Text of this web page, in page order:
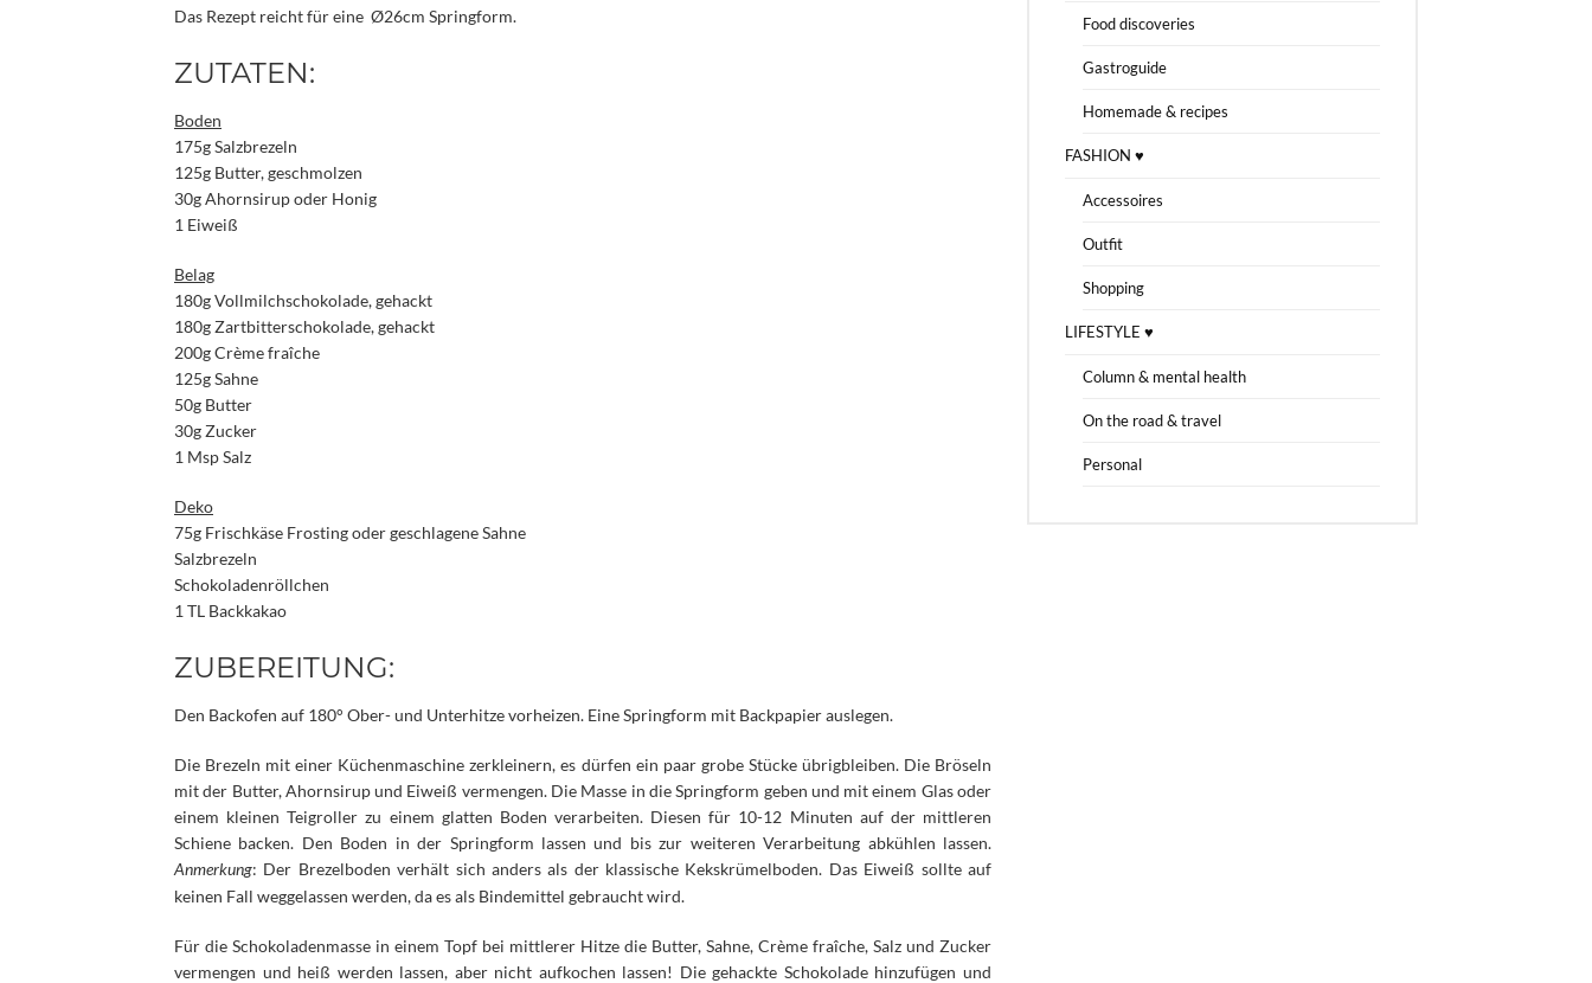
Das Rezept reicht für eine Ø26cm Springform.
ZUTATEN:
Boden
175g Salzbrezeln
125g Butter, geschmolzen
30g Ahornsirup oder Honig
1 Eiweiß
Belag
180g Vollmilchschokolade, gehackt
180g Zartbitterschokolade, gehackt
200g Crème fraîche
125g Sahne
50g Butter
30g Zucker
1 Msp Salz
Deko
75g Frischkäse Frosting oder geschlagene Sahne
Salzbrezeln
Schokoladenröllchen
1 TL Backkakao
ZUBEREITUNG:
Den Backofen auf 180° Ober- und Unterhitze vorheizen. Eine Springform mit Backpapier auslegen.
Die Brezeln mit einer Küchenmaschine zerkleinern, es dürfen ein paar grobe Stücke übrigbleiben. Die Bröseln
mit der Butter, Ahornsirup und Eiweiß vermengen. Die Masse in die Springform geben und mit einem Glas oder
einem kleinen Teigroller zu einem glatten Boden verarbeiten. Diesen für 10-12 Minuten auf der mittleren
Schiene backen. Den Boden in der Springform lassen und bis zur weiteren Verarbeitung abkühlen lassen.
Anmerkung: Der Brezelboden verhält sich anders als der klassische Kekskrümelboden. Das Eiweiß sollte auf
keinen Fall weggelassen werden, da es als Bindemittel gebraucht wird.
Für die Schokoladenmasse in einem Topf bei mittlerer Hitze die Butter, Sahne, Crème fraîche, Salz und Zucker
vermengen und heiß werden lassen, aber nicht aufkochen lassen! Die gehackte Schokolade hinzufügen und
Food discoveries
Gastroguide
Homemade & recipes
FASHION ♥
Accessoires
Outfit
Shopping
LIFESTYLE ♥
Column & mental health
On the road & travel
Personal